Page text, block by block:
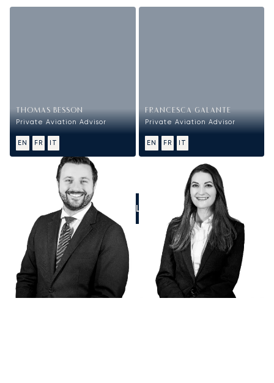
THOMAS BESSON
Private Aviation Advisor
EN FR IT
FRANCESCA GALANTE
Private Aviation Advisor
EN FR IT
CALL US